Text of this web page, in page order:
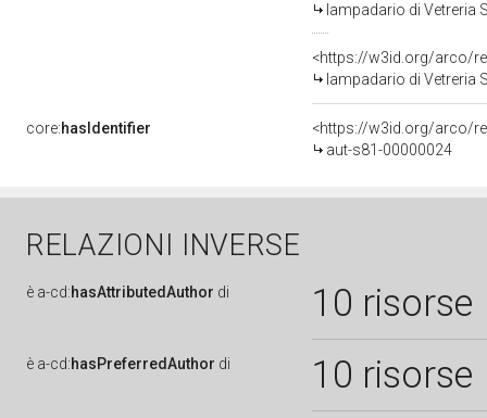
lampadario di Vetreria
<https://w3id.org/arco/
lampadario di Vetreria
core:hasIdentifier
<https://w3id.org/arco/
aut-s81-00000024
RELAZIONI INVERSE
è a-cd:hasAttributedAuthor di 10 risorse
è a-cd:hasPreferredAuthor di 10 risorse